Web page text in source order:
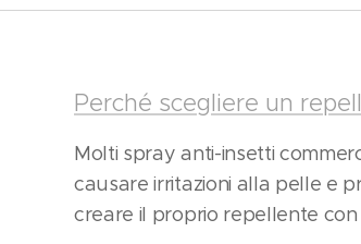
Perché scegliere un
Molti spray anti-insetti
causare irritazioni alla pelle e
creare il proprio repellente